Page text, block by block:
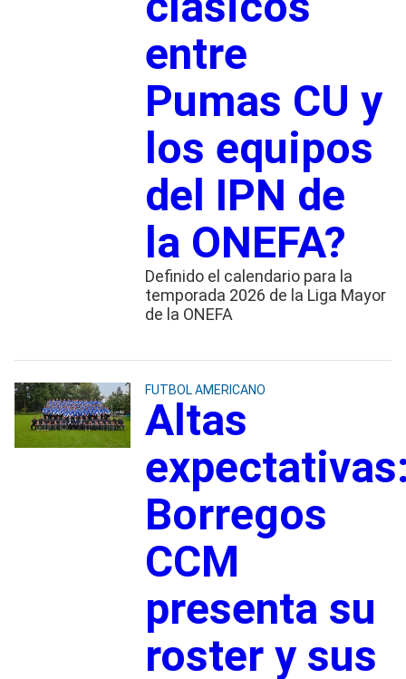
entre
Pumas CU y
los equipos
del IPN de
la ONEFA?
Definido el calendario para la
temporada 2026 de la Liga Mayor
de la ONEFA
FUTBOL AMERICANO
Altas
Borregos
CCM
presenta su
roster y sus